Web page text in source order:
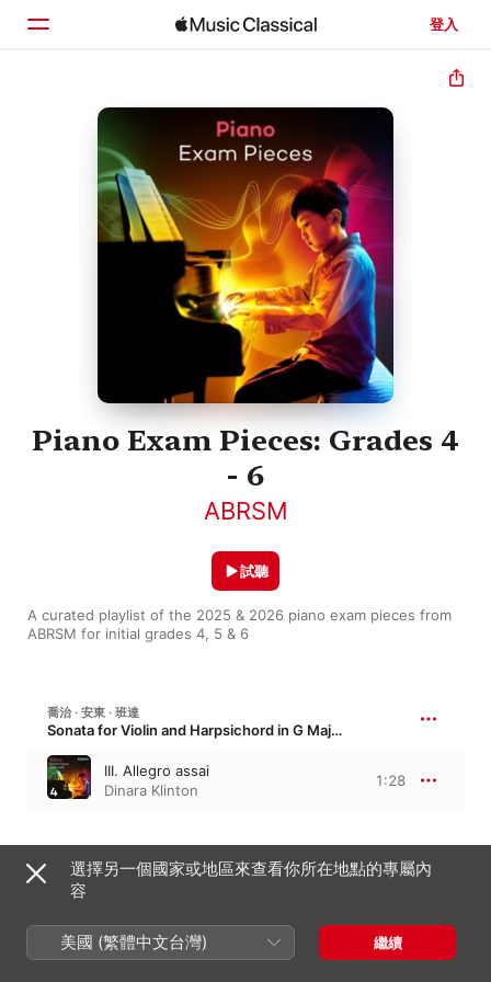
登入
首頁
瀏覽
搜尋
Piano Exam Pieces: Grades 4
- 6
ABRSM
A curated playlist of the 2025 & 2026 piano exam pieces from
ABRSM for initial grades 4, 5 & 6
試聽
喬治 · 安東 · 班達
Sonata for Violin and Harpsichord in G Major
III. Allegro assai
Dinara Klinton
1:28
Dinara Klinton
選擇另一個國家或地區來查看你所在地點的專屬內
容
美國 (繁體中文台灣) 繼續